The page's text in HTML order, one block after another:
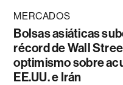
MERCADOS
Bolsas asiáticas
récord de Wall
optimismo sobre
EE.UU. e Irán